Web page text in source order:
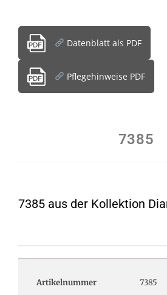
Datenblatt als PDF
Pflegehinweise PDF
7385
7385 aus der Kollektion
Artikelnummer 7385